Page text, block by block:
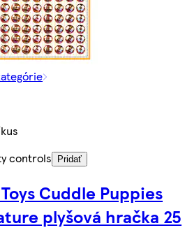
controls
Pridať
Cuddle Puppies
plyšová hračka 25